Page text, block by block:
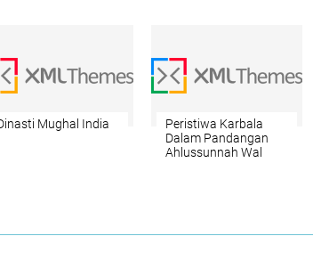
Mughal India
Peristiwa Karbala
Dalam Pandangan
Ahlussunnah Wal